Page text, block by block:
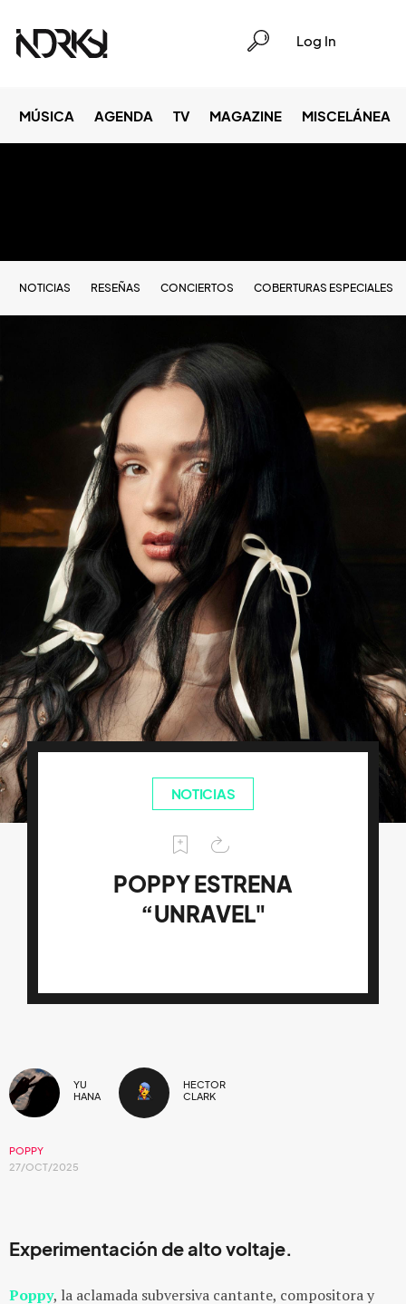
Log In
MÚSICA AGENDA TV MAGAZINE MISCELÁNEA
NOTICIAS RESEÑAS CONCIERTOS COBERTURAS ESPECIALES
NOTICIAS
POPPY ESTRENA
“UNRAVEL"
YU
HANA
HECTOR
CLARK
POPPY
27/OCT/2025
Experimentación de alto voltaje.
Poppy, la aclamada subversiva cantante, compositora y